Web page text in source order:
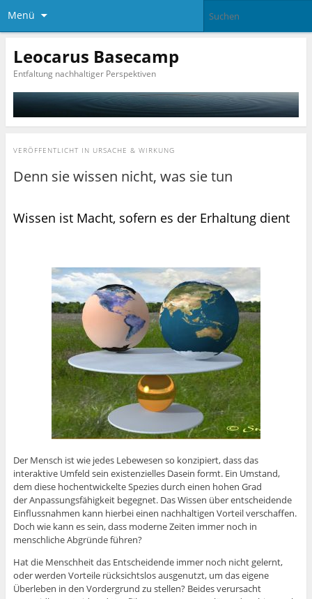
Menü
Leocarus Basecamp
Entfaltung nachhaltiger Perspektiven
VERÖFFENTLICHT IN URSACHE & WIRKUNG
Denn sie wissen nicht, was sie tun
Wissen ist Macht, sofern es der Erhaltung dient
Der Mensch ist wie jedes Lebewesen so konzipiert, dass das
interaktive Umfeld sein existenzielles Dasein formt. Ein Umstand,
dem diese hochentwickelte Spezies durch einen hohen Grad
der Anpassungsfähigkeit begegnet. Das Wissen über entscheidende
Einflussnahmen kann hierbei einen nachhaltigen Vorteil verschaffen.
Doch wie kann es sein, dass moderne Zeiten immer noch in
menschliche Abgründe führen?
Hat die Menschheit das Entscheidende immer noch nicht gelernt,
oder werden Vorteile rücksichtslos ausgenutzt, um das eigene
Überleben in den Vordergrund zu stellen? Beides verursacht